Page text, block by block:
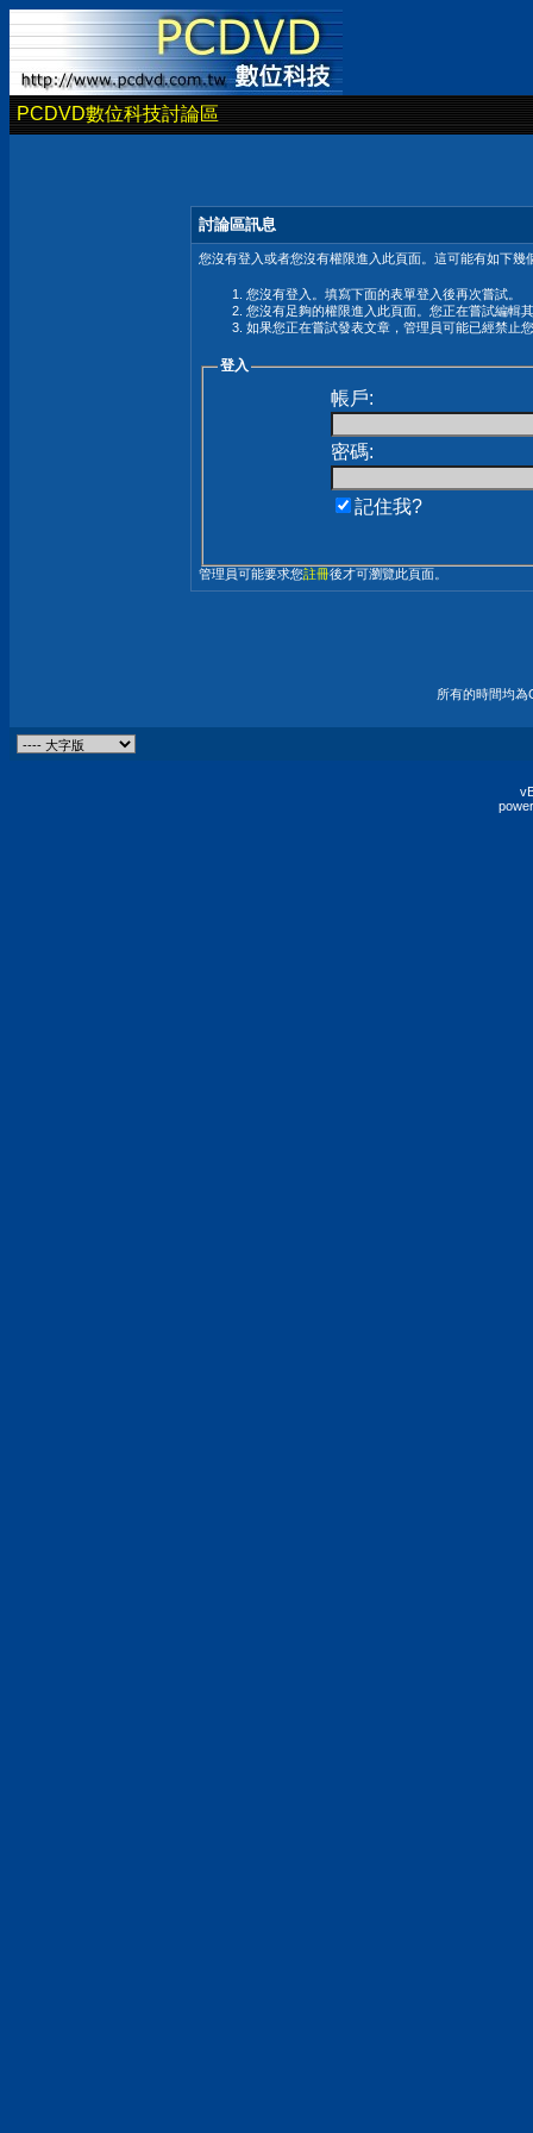
PCDVD數位科技討論區
討論區訊息
您沒有登入或者您沒有權限進入此頁面。這可能有如下幾
您沒有登入。填寫下面的表單登入後再次嘗試。
您沒有足夠的權限進入此頁面。您正在嘗試編輯
如果您正在嘗試發表文章，管理員可能已經禁止
登入
帳戶:
密碼:
記住我?
管理員可能要求您註冊後才可瀏覽此頁面。
所有的時間均為